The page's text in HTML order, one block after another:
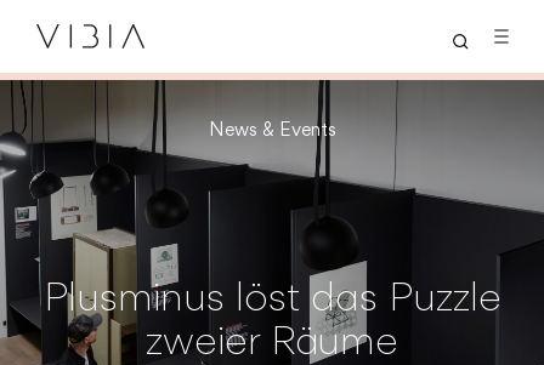
News & Events
Plusminus löst das Puzzle
zweier Räume